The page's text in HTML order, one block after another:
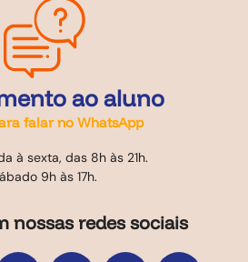
ao aluno
falar no WhatsApp
à sexta, das 8h às 21h.
9h às 17h.
nossas redes sociais